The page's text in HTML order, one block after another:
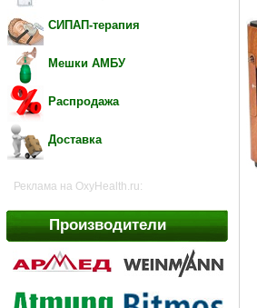
СИПАП-терапия
Мешки АМБУ
Распродажа
Доставка
Реклама на OxyHealth.ru:
Производители